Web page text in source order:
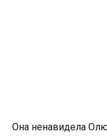
Она ненавидела